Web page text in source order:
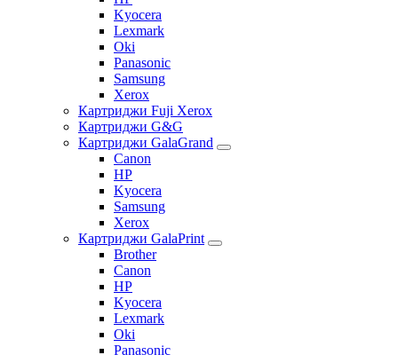
Kyocera
Lexmark
Oki
Panasonic
Samsung
Xerox
Картриджи Fuji Xerox
Картриджи G&G
Картриджи GalaGrand
Canon
HP
Kyocera
Samsung
Xerox
Картриджи GalaPrint
Brother
Canon
HP
Kyocera
Lexmark
Oki
Panasonic